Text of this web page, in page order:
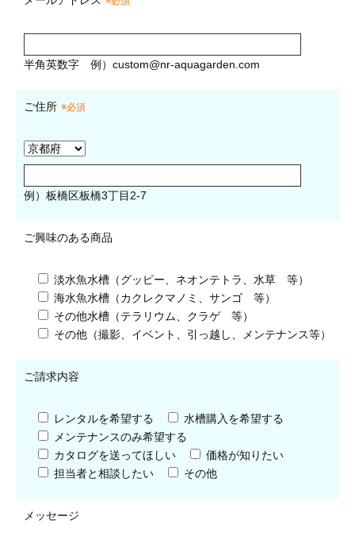
半角英数字 例） custom@nr-aquagarden.com
ご住所 ※必須
例）板橋区板橋3丁目2-7
ご興味のある商品
淡水魚水槽（グッピー、ネオンテトラ、水草 等）
海水魚水槽（カクレクマノミ、サンゴ 等）
その他水槽（テラリウム、クラゲ 等）
その他（撮影、イベント、引っ越し、メンテナンス等）
ご請求内容
レンタルを希望する
水槽購入を希望する
メンテナンスのみ希望する
カタログを送ってほしい
価格が知りたい
担当者と相談したい
その他
メッセージ